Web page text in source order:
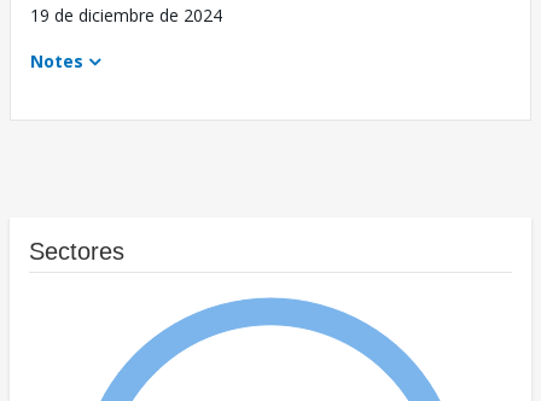
19 de diciembre de 2024
Notes
Sectores